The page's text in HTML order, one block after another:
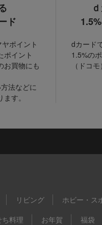
ド
ポイント
ポイント
お買物にも
法などに
す。
dカード
1.5%の
（ドコ
リビング ホビー・ス
ち料理 お年賀 福袋